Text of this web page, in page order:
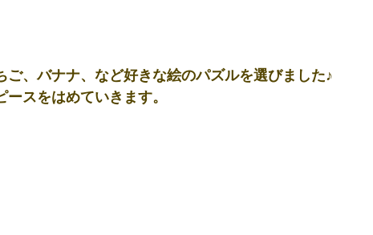
ご、バナナ、など好きな絵のパズルを選びました♪
スをはめていきます。